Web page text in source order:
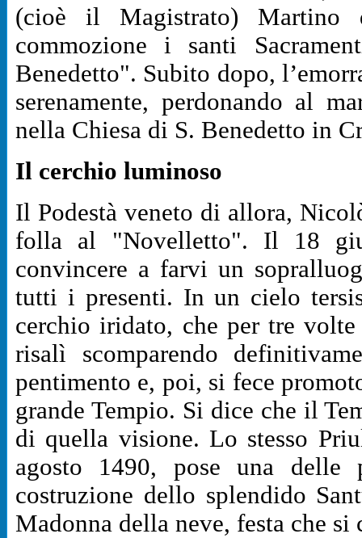
(cioè il Magistrato) Martino
commozione i santi
Benedetto". Subito dopo,
serenamente, perdonando al
nella Chiesa di S. Benedetto in
Il cerchio luminoso
Il Podestà veneto di allora,
folla al "Novelletto". Il 18
convincere a farvi un
tutti i presenti. In un cielo
cerchio iridato, che per tre
risalì scomparendo
pentimento e, poi, si fece
grande Tempio. Si dice che il
di quella visione. Lo stesso
agosto 1490, pose una delle
costruzione dello splendido
Madonna della neve, festa che si